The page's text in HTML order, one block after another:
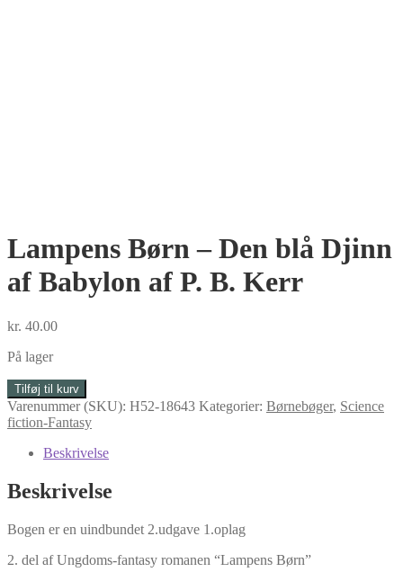
Lampens Børn – Den blå Djinn
af Babylon af P. B. Kerr
kr. 40.00
På lager
Lampens
Børn
-
af
Babylon
P.
Kerr
Tilføj til kurv
Varenummer (SKU): H52-18643 Kategorier: Børnebøger, Science
fiction-Fantasy
Beskrivelse
Beskrivelse
Bogen er en uindbundet 2.udgave 1.oplag
2. del af Ungdoms-fantasy romanen “Lampens Børn”